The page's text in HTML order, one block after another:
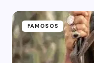
FAMOSOS